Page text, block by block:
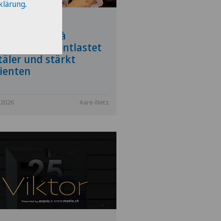
à
(HàD) entlastet
und stärkt
Aare-Netz
.